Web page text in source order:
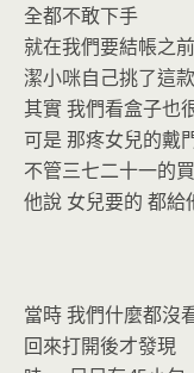
全都不敢下手
就在我們要結帳之前
潔小咪自己挑了這
其實 我們看盒子也
可是 那疼女兒的戴
不管三七二十一的
他說 女兒要的 都給
當時 我們什麼都沒
回來打開後才發現